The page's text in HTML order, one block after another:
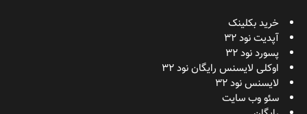
خرید بکلینک
آپدیت نود 32
پسورد نود 32
اوکلی لایسنس رایگان نود 32
لایسنس نود 32
سئو وب سایت